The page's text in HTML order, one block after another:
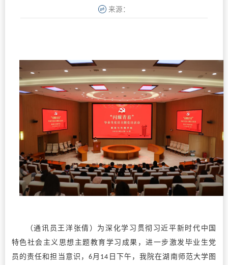
来源：
（通讯员 王洋 张倩）为深化学习贯彻习近平新时代中国
特色社会主义思想主题教育学习成果，进一步激发毕业生党
员的责任和担当意识，6 月 14 日下午，我院在湖南师范大学图